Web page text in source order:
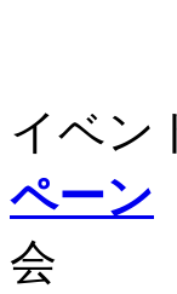
イベン
ペーン
会 場